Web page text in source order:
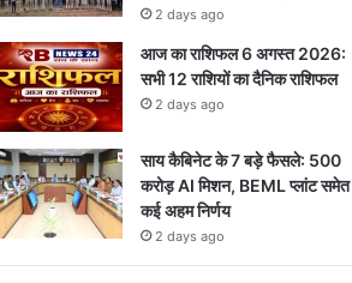
2 days ago
आज का राशिफल 6 अगस्त 2026:
सभी 12 राशियों का दैनिक राशिफल
2 days ago
साय कैबिनेट के 7 बड़े फैसले: 500
करोड़ AI मिशन, BEML प्लांट समेत
कई अहम निर्णय
2 days ago